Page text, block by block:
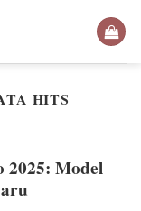
HITS
2025: Model